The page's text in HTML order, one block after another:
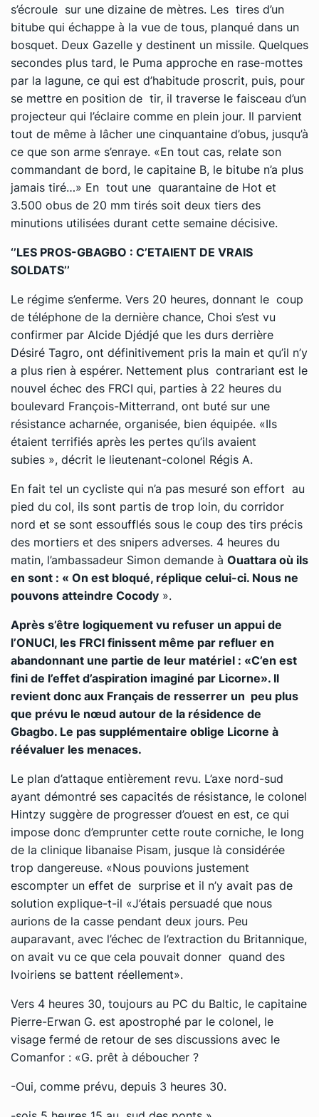
s’écroule sur une dizaine de mètres. Les tires d’un
bitube qui échappe à la vue de tous, planqué dans un
bosquet. Deux Gazelle y destinent un missile. Quelques
secondes plus tard, le Puma approche en rase-mottes
par la lagune, ce qui est d’habitude proscrit, puis, pour
se mettre en position de tir, il traverse le faisceau d’un
projecteur qui l’éclaire comme en plein jour. Il parvient
tout de même à lâcher une cinquantaine d’obus, jusqu’à
ce que son arme s’enraye. «En tout cas, relate son
commandant de bord, le capitaine B, le bitube n’a plus
jamais tiré…» En tout une quarantaine de Hot et
3.500 obus de 20 mm tirés soit deux tiers des
minutions utilisées durant cette semaine décisive.
‘’LES PROS-GBAGBO : C’ETAIENT DE VRAIS
SOLDATS’’
Le régime s’enferme. Vers 20 heures, donnant le coup
de téléphone de la dernière chance, Choi s’est vu
confirmer par Alcide Djédjé que les durs derrière
Désiré Tagro, ont définitivement pris la main et qu’il n’y
a plus rien à espérer. Nettement plus contrariant est le
nouvel échec des FRCI qui, parties à 22 heures du
boulevard François-Mitterrand, ont buté sur une
résistance acharnée, organisée, bien équipée. «Ils
étaient terrifiés après les pertes qu’ils avaient
subies », décrit le lieutenant-colonel Régis A.
En fait tel un cycliste qui n’a pas mesuré son effort au
pied du col, ils sont partis de trop loin, du corridor
nord et se sont essoufflés sous le coup des tirs précis
des mortiers et des snipers adverses. 4 heures du
matin, l’ambassadeur Simon demande à Ouattara où ils
en sont : « On est bloqué, réplique celui-ci. Nous ne
pouvons atteindre Cocody ».
Après s’être logiquement vu refuser un appui de
l’ONUCI, les FRCI finissent même par refluer en
abandonnant une partie de leur matériel : «C’en est
fini de l’effet d’aspiration imaginé par Licorne». Il
revient donc aux Français de resserrer un peu plus
que prévu le nœud autour de la résidence de
Gbagbo. Le pas supplémentaire oblige Licorne à
réévaluer les menaces.
Le plan d’attaque entièrement revu. L’axe nord-sud
ayant démontré ses capacités de résistance, le colonel
Hintzy suggère de progresser d’ouest en est, ce qui
impose donc d’emprunter cette route corniche, le long
de la clinique libanaise Pisam, jusque là considérée
trop dangereuse. «Nous pouvions justement
escompter un effet de surprise et il n’y avait pas de
solution explique-t-il «J’étais persuadé que nous
aurions de la casse pendant deux jours. Peu
auparavant, avec l’échec de l’extraction du Britannique,
on avait vu ce que cela pouvait donner quand des
Ivoiriens se battent réellement».
Vers 4 heures 30, toujours au PC du Baltic, le capitaine
Pierre-Erwan G. est apostrophé par le colonel, le
visage fermé de retour de ses discussions avec le
Comanfor : «G. prêt à déboucher ?
-Oui, comme prévu, depuis 3 heures 30.